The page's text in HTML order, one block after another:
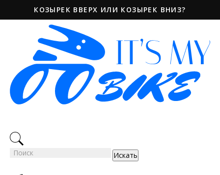
КОЗЫРЕК ВВЕРХ ИЛИ КОЗЫРЕК ВНИЗ?
Искать